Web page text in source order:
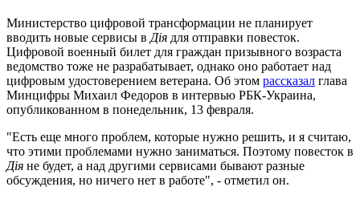
Министерство цифровой трансформации не планирует
вводить новые сервисы в Дія для отправки повесток.
Цифровой военный билет для граждан призывного возраста
ведомство тоже не разрабатывает, однако оно работает над
цифровым удостоверением ветерана. Об этом рассказал глава
Минцифры Михаил Федоров в интервью РБК-Украина,
опубликованном в понедельник, 13 февраля.
"Есть еще много проблем, которые нужно решить, и я считаю,
что этими проблемами нужно заниматься. Поэтому повесток в
Дія не будет, а над другими сервисами бывают разные
обсуждения, но ничего нет в работе", - отметил он.